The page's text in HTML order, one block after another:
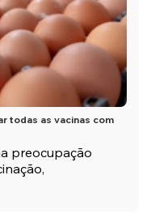
todas as vacinas com
preocupação